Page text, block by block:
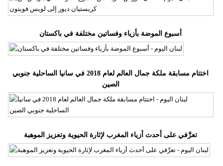
سيارات
أسبوع الموضة بأزياء وفساتين مختلفة في باكستان
اختتام مسابقة ملكة جمال العالم لعام 2018 في سانيا الساحلية جنوبي
الصين
تعرَّفي على أحدث أزياء المغرب لإثارة الحيوية وتعزيز الموهبة